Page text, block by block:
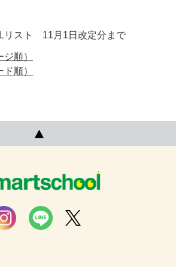
リスト 11月1日改定分まで
順）
順）